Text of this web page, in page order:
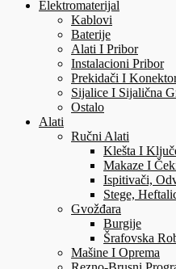
Elektromaterijal
Kablovi
Baterije
Alati I Pribor
Instalacioni Pribor
Prekidači I
Sijalice I Sijalična
Ostalo
Alati
Ručni Alati
Klešta I
Makaze I
Ispitivači,
Stege,
Gvožđara
Burgije
Šrafovska
Mašine I Oprema